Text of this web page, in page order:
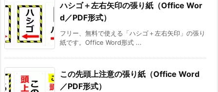
ハシゴ＋左右矢印の張り紙（Office Wor
d／PDF形式）
フリー、無料で使える「ハシゴ＋左右矢印」の張り
紙です。Office Word形式 ...
この先頭上注意の張り紙（Office Word
／PDF形式）